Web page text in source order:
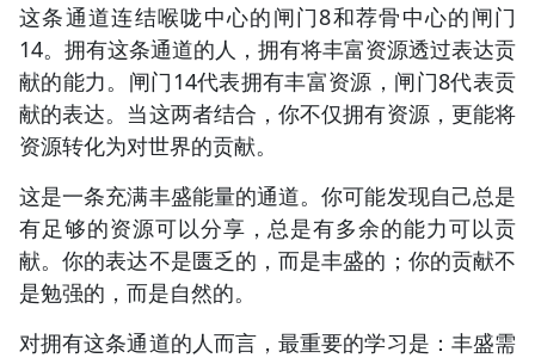
这条通道连结喉咙中心的闸门8和荐骨中心的闸门
14。拥有这条通道的人，拥有将丰富资源透过表达贡
献的能力。闸门14代表拥有丰富资源，闸门8代表贡
献的表达。当这两者结合，你不仅拥有资源，更能将
资源转化为对世界的贡献。
这是一条充满丰盛能量的通道。你可能发现自己总是
有足够的资源可以分享，总是有多余的能力可以贡
献。你的表达不是匮乏的，而是丰盛的；你的贡献不
是勉强的，而是自然的。
对拥有这条通道的人而言，最重要的学习是：丰盛需